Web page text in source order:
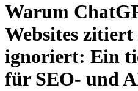
Warum
Websites
ignoriert: Ein
für SEO- und